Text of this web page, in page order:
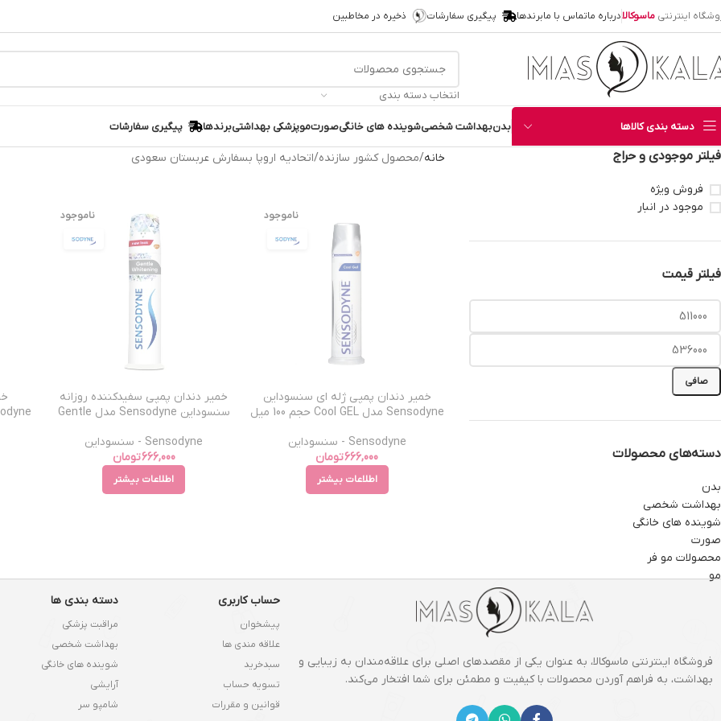
اینترنتی ماسوکالادرباره ماتماس با مابرندها پیگیری سفارشات ذخیره در مخاطبین
انتخاب دسته بندی
دسته بندی کالاها بدنبهداشت شخصیشوینده های خانگیصورتموپزشکی بهداشتیبرندها پیگیری سفارشات
فیلتر موجودی و حراج
فروش ویژه
موجود در انبار
فیلتر قیمت
صافی
دسته‌های محصولات
بدن
بهداشت شخصی
شوینده های خانگی
صورت
محصولات مو فر
مو
خانه محصول کشور سازنده اتحادیه اروپا بسفارش عربستان سعودی
ناموجود
خمیر دندان پمپی ژله ای سنسوداین
Sensodyne مدل Cool GEL حجم 100 میل
Sensodyne - سنسوداین
666,000تومان
اطلاعات بیشتر
ناموجود
خمیر دندان پمپی سفیدکننده روزانه
سنسوداین Sensodyne مدل Gentle
Sensodyne - سنسوداین
666,000تومان
اطلاعات بیشتر
فروشگاه اینترنتی ماسوکالا، به عنوان یکی از مقصدهای اصلی برای علاقه‌مندان به زیبایی و
بهداشت، به فراهم آوردن محصولات با کیفیت و مطمئن برای شما افتخار می‌کند.
حساب کاربری
پیشخوان
علاقه مندی ها
سبدخرید
تسویه حساب
قوانین و مقررات
دسته بندی ها
مراقبت پزشکی
بهداشت شخصی
شوینده های خانگی
آرایشی
شامپو سر